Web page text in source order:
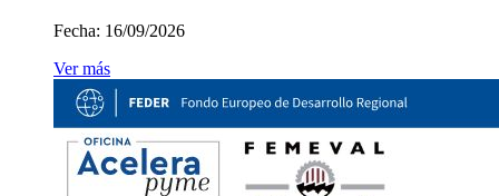
Fecha: 16/09/2026
Ver más